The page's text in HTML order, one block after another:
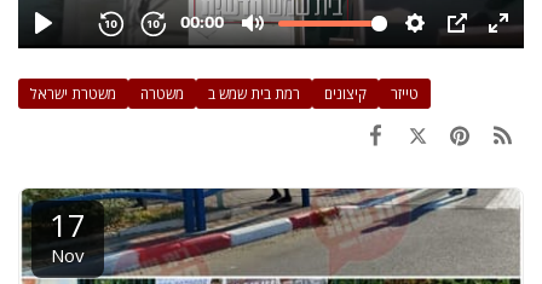
משטרת ישראל משטרה רמת בית שמש ב קיצונים טייזר
17
Nov